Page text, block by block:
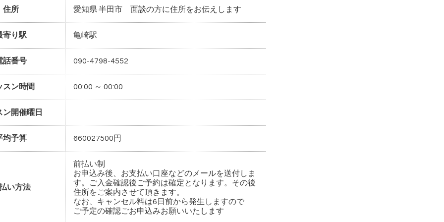
住所 愛知県 半田市 面談の方に住所をお伝えします
寄り駅 亀崎駅
話番号 090-4798-4552
スン時間 00:00 ～ 00:00
ン開催曜日
均予算 660027500円
い方法
前払い制
お申込み後、お支払い口座などのメールを送付しま
す。ご入金確認後ご予約は確定となります。その後
住所をご案内させて頂きます。
なお、キャンセル料は6日前から発生しますので
ご予定の確認ごお申込みお願いいたします